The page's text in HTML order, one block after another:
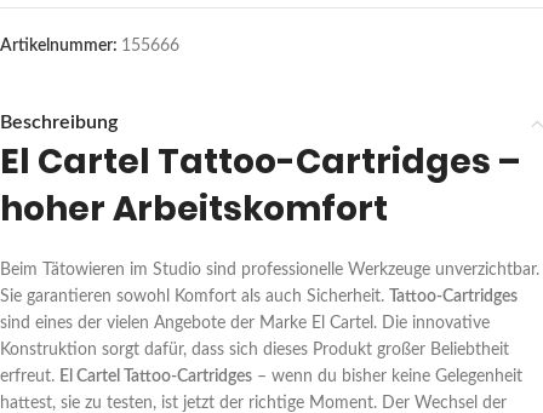
Artikelnummer: 155666
Beschreibung
El Cartel Tattoo-Cartridges –
hoher Arbeitskomfort
Beim Tätowieren im Studio sind professionelle Werkzeuge unverzichtbar.
Sie garantieren sowohl Komfort als auch Sicherheit.
Tattoo-Cartridges
sind eines der vielen Angebote der Marke El Cartel. Die innovative
Konstruktion sorgt dafür, dass sich dieses Produkt großer Beliebtheit
erfreut. El Cartel Tattoo-Cartridges – wenn du bisher keine Gelegenheit
hattest, sie zu testen, ist jetzt der richtige Moment. Der Wechsel der